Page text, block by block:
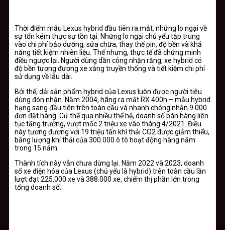
Thời điểm mẫu Lexus hybrid đầu tiên ra mắt, những lo ngại về
sự tốn kém thực sự tồn tại. Những lo ngại chủ yếu tập trung
vào chi phí bảo dưỡng, sửa chữa, thay thế pin, độ bền và khả
năng tiết kiệm nhiên liệu. Thế nhưng, thực tế đã chứng minh
điều ngược lại. Người dùng dần công nhận rằng, xe hybrid có
độ bền tương đương xe xăng truyền thống và tiết kiệm chi phí
sử dụng về lâu dài.
Bởi thế, dải sản phẩm hybrid của Lexus luôn được người tiêu
dùng đón nhận. Năm 2004, hãng ra mắt RX 400h – mẫu hybrid
hạng sang đầu tiên trên toàn cầu và nhanh chóng nhận 9.000
đơn đặt hàng. Cứ thế qua nhiều thế hệ, doanh số bán hàng liên
tục tăng trưởng, vượt mốc 2 triệu xe vào tháng 4/2021. Điều
này tương đương với 19 triệu tấn khí thải CO2 được giảm thiểu,
bằng lượng khí thải của 300.000 ô tô hoạt động hàng năm
trong 15 năm.
Thành tích này vẫn chưa dừng lại. Năm 2022 và 2023, doanh
số xe điện hóa của Lexus (chủ yếu là hybrid) trên toàn cầu lần
lượt đạt 225.000 xe và 388.000 xe, chiếm thị phần lớn trong
tổng doanh số.